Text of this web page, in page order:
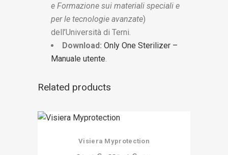
e Formazione sui materiali speciali e
per le tecnologie avanzate)
dell’Università di Terni.
Download: Only One Sterilizer –
Manuale utente.
Related products
Visiera Myprotection